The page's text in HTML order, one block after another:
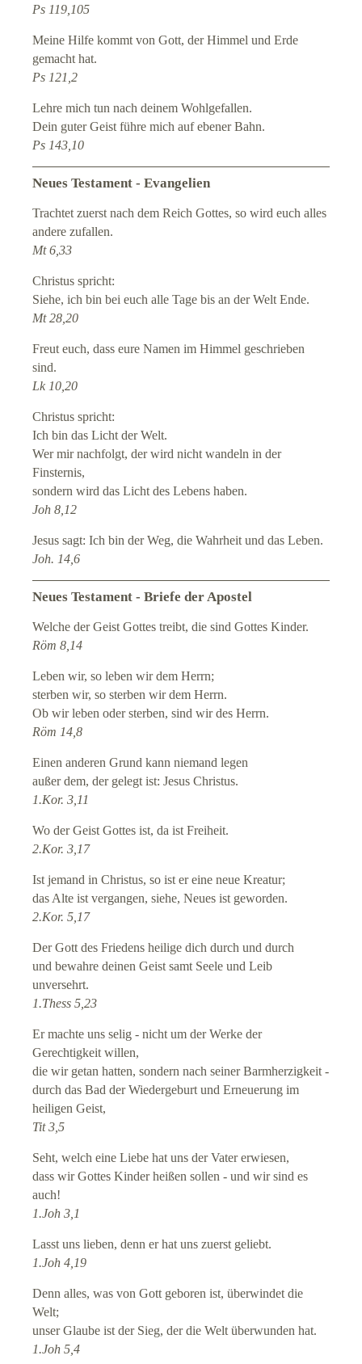
Ps 119,105
Meine Hilfe kommt von Gott, der Himmel und Erde
gemacht hat.
Ps 121,2
Lehre mich tun nach deinem Wohlgefallen.
Dein guter Geist führe mich auf ebener Bahn.
Ps 143,10
Neues Testament - Evangelien
Trachtet zuerst nach dem Reich Gottes, so wird euch alles
andere zufallen.
Mt 6,33
Christus spricht:
Siehe, ich bin bei euch alle Tage bis an der Welt Ende.
Mt 28,20
Freut euch, dass eure Namen im Himmel geschrieben
sind.
Lk 10,20
Christus spricht:
Ich bin das Licht der Welt.
Wer mir nachfolgt, der wird nicht wandeln in der
Finsternis,
sondern wird das Licht des Lebens haben.
Joh 8,12
Jesus sagt: Ich bin der Weg, die Wahrheit und das Leben.
Joh. 14,6
Neues Testament - Briefe der Apostel
Welche der Geist Gottes treibt, die sind Gottes Kinder.
Röm 8,14
Leben wir, so leben wir dem Herrn;
sterben wir, so sterben wir dem Herrn.
Ob wir leben oder sterben, sind wir des Herrn.
Röm 14,8
Einen anderen Grund kann niemand legen
außer dem, der gelegt ist: Jesus Christus.
1.Kor. 3,11
Wo der Geist Gottes ist, da ist Freiheit.
2.Kor. 3,17
Ist jemand in Christus, so ist er eine neue Kreatur;
das Alte ist vergangen, siehe, Neues ist geworden.
2.Kor. 5,17
Der Gott des Friedens heilige dich durch und durch
und bewahre deinen Geist samt Seele und Leib
unversehrt.
1.Thess 5,23
Er machte uns selig - nicht um der Werke der
Gerechtigkeit willen,
die wir getan hatten, sondern nach seiner Barmherzigkeit -
durch das Bad der Wiedergeburt und Erneuerung im
heiligen Geist,
Tit 3,5
Seht, welch eine Liebe hat uns der Vater erwiesen,
dass wir Gottes Kinder heißen sollen - und wir sind es
auch!
1.Joh 3,1
Lasst uns lieben, denn er hat uns zuerst geliebt.
1.Joh 4,19
Denn alles, was von Gott geboren ist, überwindet die
Welt;
unser Glaube ist der Sieg, der die Welt überwunden hat.
1.Joh 5,4